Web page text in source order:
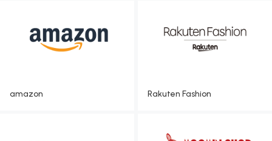
amazon Rakuten Fashion